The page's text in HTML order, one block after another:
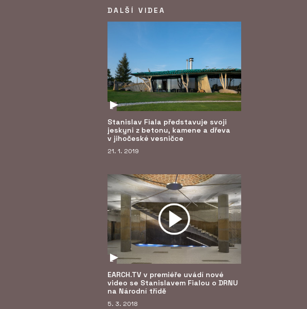
DALŠÍ VIDEA
E
Stanislav Fiala představuje svoji
jeskyni z betonu, kamene a dřeva
v jihočeské vesničce
21. 1. 2019
E
EARCH.TV v premiéře uvádí nové
video se Stanislavem Fialou o DRNU
na Národní třídě
5. 3. 2018